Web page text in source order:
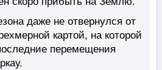
даже не отвернулся от
картой, на которой
перемещения